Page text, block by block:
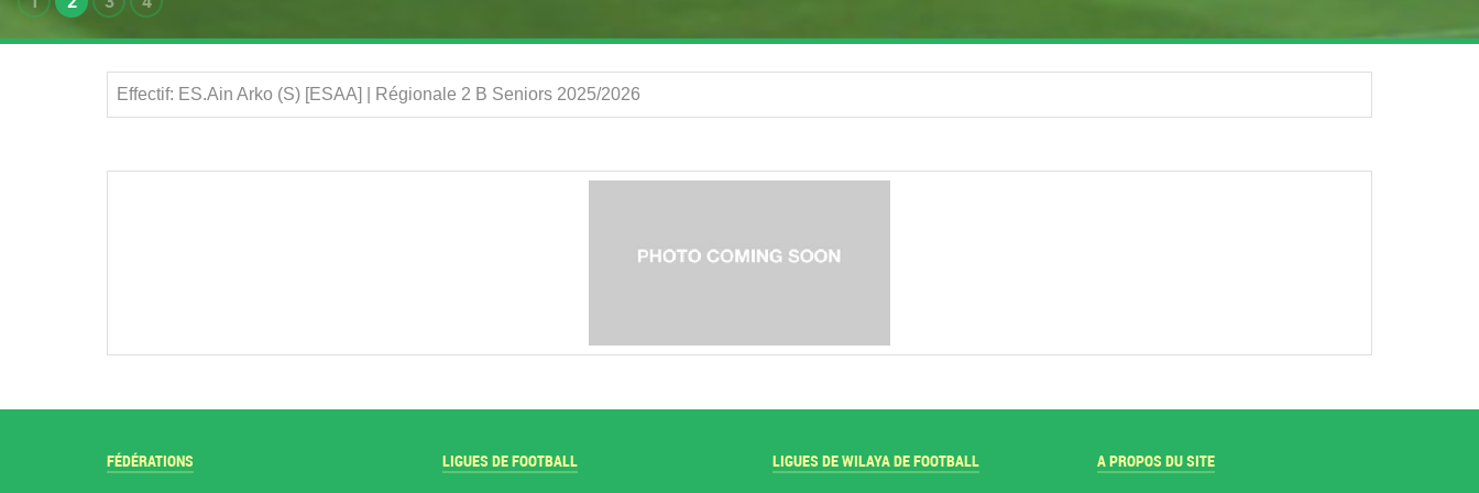
Effectif: ES.Ain Arko (S) [ESAA] | Régionale 2 B Seniors 2025/2026
FÉDÉRATIONS LIGUES DE FOOTBALL LIGUES DE WILAYA DE FOOTBALL A PROPOS DU SITE